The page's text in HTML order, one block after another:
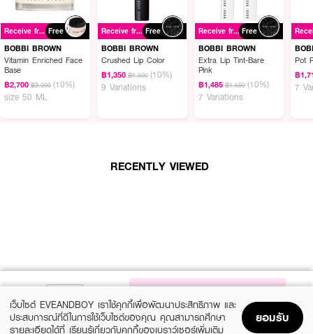
ลิปสติกที่ผสม สารบำรุงเข้มข้น มอบ สีที่สบายปาก พร้อมเนื้อสัมผัสแบบ ซาติน
เข้มข้น ที่ให้คุณสมบัติในการบำรุงและมอบความงามไปพร้อมกัน
● สีชัด เนื้อซาติน: มอบพิกเมนต์สีที่เข้มข้น ด้วยเนื้อสัมผัสแบบ ซาตินหรูหรา
● มอบคุณค่าการบำรุง:
- น้ำมันโมโนไอ เดอ ตาฮิติ และคาโมมายล์: ช่วย บำรุงริมฝีปาก
How To Use:
● ทาลงบนริมฝีปาก หลังการบำรุงด้วยลิปบาล์ม
Receive free gift Free
BOBBI BROWN
Vitamin Enriched Face
Base
฿2,700 ฿3,000 (10%)
size 50 ML
Receive free gift Free
BOBBI BROWN
Crushed Lip Color
฿1,350 ฿1,500 (10%)
9 Variations
Receive free gift Free
BOBBI BROWN
Extra Lip Tint-Bare
Pink
฿1,485 ฿1,650 (10%)
7 Variations
Pot
฿
7
RECENTLY VIEWED
เว็บไซต์ EVEANDBOY เราใช้คุกกี้เพื่อพัฒนาประสิทธิภาพ และ
ประสบการณ์ที่ดีในการใช้เว็บไซต์ของคุณ คุณสามารถศึกษา
รายละเอียดได้ที่ เรียนรู้เกี่ยวกับคุกกี้ของเบราว์เซอร์เพิ่มเติม
ยอมรับ